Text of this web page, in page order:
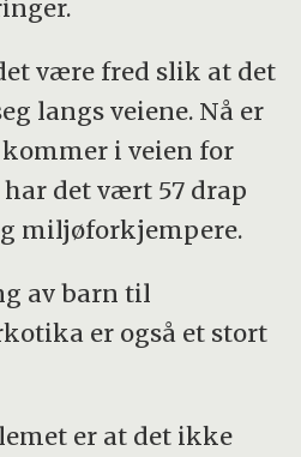
være fred slik at det
langs veiene. Nå er
i veien for
har det vært 57 drap
miljøforkjempere.
av barn til
er også et stort
er at det ikke